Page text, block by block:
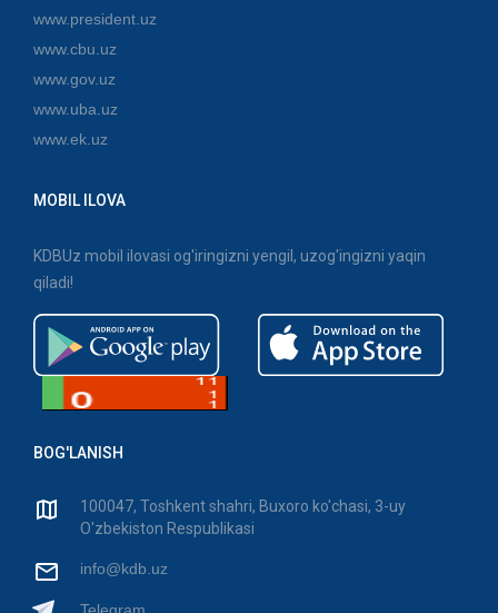
www.president.uz
www.cbu.uz
www.gov.uz
www.uba.uz
www.ek.uz
MOBIL ILOVA
KDBUz mobil ilovasi og'iringizni yengil, uzog'ingizni yaqin
qiladi!
BOG'LANISH
100047, Toshkent shahri, Buxoro ko'chasi, 3-uy
O'zbekiston Respublikasi
info@kdb.uz